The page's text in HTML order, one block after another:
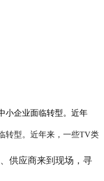
小企业面临转型。近年
转型。近年来，一些TV类
供应商来到现场，寻